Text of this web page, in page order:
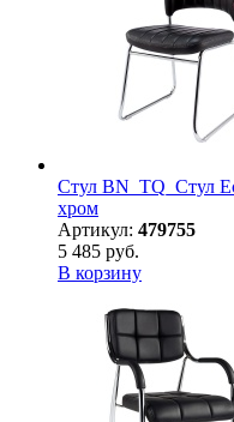
Стул BN_TQ_Стул
хром
Артикул: 479755
5 485 руб.
В корзину